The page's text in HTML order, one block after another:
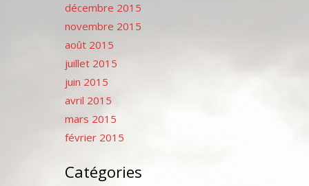
décembre 2015
novembre 2015
août 2015
juillet 2015
juin 2015
avril 2015
mars 2015
février 2015
Catégories